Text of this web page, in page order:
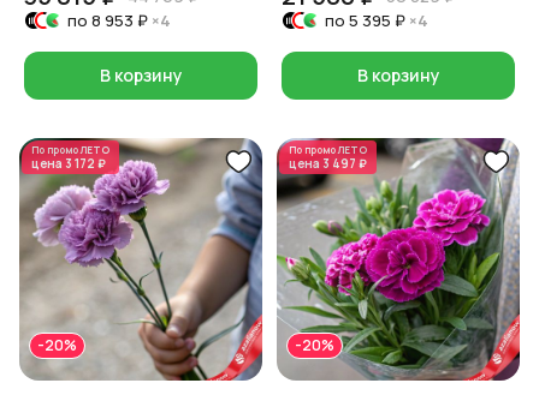
по 8 953 ₽ ×4
В корзину
по 5 395 ₽ ×4
В корзину
По промоЛЕТО
цена 3 172 ₽
-20%
По промоЛЕТО
цена 3 497 ₽
-20%